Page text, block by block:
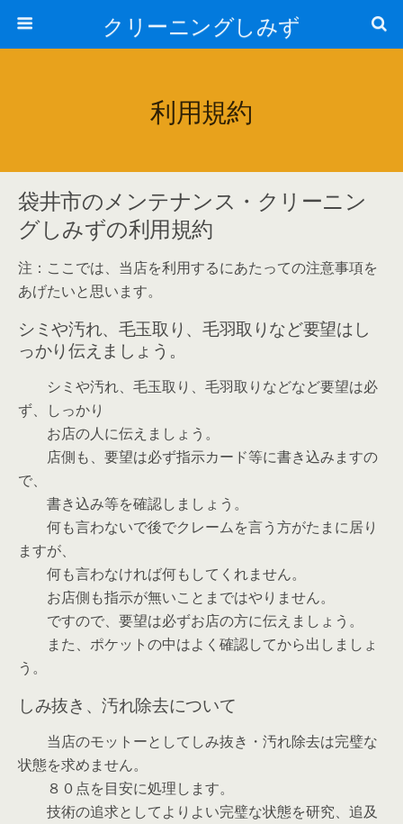
クリーニングしみず
利用規約
袋井市のメンテナンス・クリーニン
グしみずの利用規約
注：ここでは、当店を利用するにあたっての注意事項を
あげたいと思います。
シミや汚れ、毛玉取り、毛羽取りなど要望はし
っかり伝えましょう。
シミや汚れ、毛玉取り、毛羽取りなどなど要望は必
ず、しっかり
お店の人に伝えましょう。
店側も、要望は必ず指示カード等に書き込みますの
で、
書き込み等を確認しましょう。
何も言わないで後でクレームを言う方がたまに居り
ますが、
何も言わなければ何もしてくれません。
お店側も指示が無いことまではやりません。
ですので、要望は必ずお店の方に伝えましょう。
また、ポケットの中はよく確認してから出しましょ
う。
しみ抜き、汚れ除去について
当店のモットーとしてしみ抜き・汚れ除去は完璧な
状態を求めません。
８０点を目安に処理します。
技術の追求としてよりよい完璧な状態を研究、追及